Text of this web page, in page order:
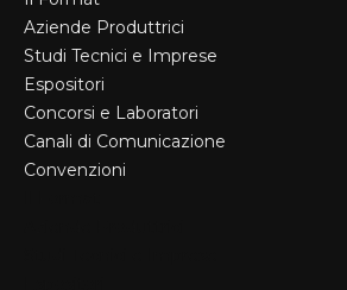
Aziende Produttrici
Studi Tecnici e Imprese
Espositori
Concorsi e Laboratori
Canali di Comunicazione
Convenzioni